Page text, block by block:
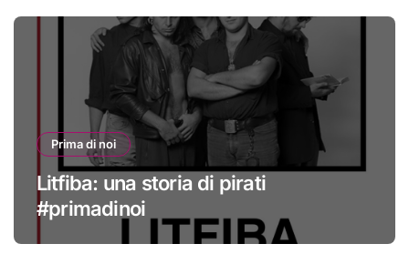
Prima di noi
Litfiba: una storia di pirati
#primadinoi